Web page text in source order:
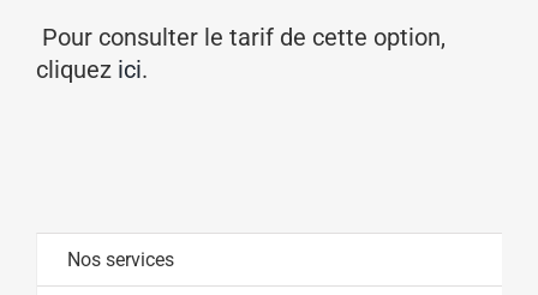
Pour consulter le tarif de cette option,
cliquez ici.
Nos services